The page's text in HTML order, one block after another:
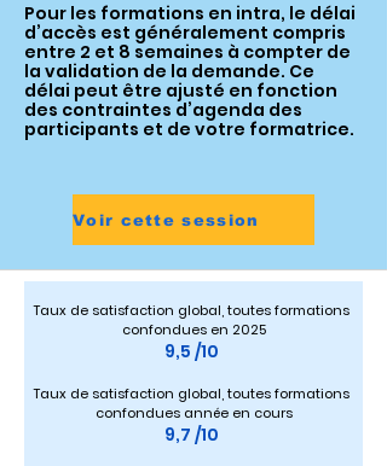
Pour les formations en intra, le délai
d’accès est généralement compris
entre 2 et 8 semaines à compter de
la validation de la demande. Ce
délai peut être ajusté en fonction
des contraintes d’agenda des
participants et de votre formatrice.
Voir cette session
Taux de satisfaction global, toutes formations
confondues en 2025
9,5 /10
Taux de satisfaction global, toutes formations
confondues année en cours
9,7 /10